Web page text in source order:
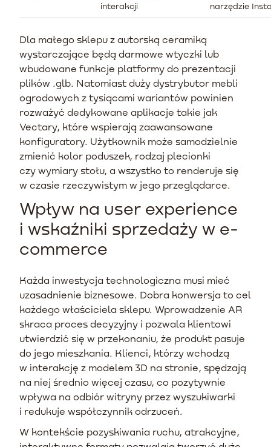
interakcji
narzędzie
Dla małego sklepu z autorską ceramiką
wystarczające będą darmowe wtyczki lub
wbudowane funkcje platformy do prezentacji
plików .glb. Natomiast duży dystrybutor mebli
ogrodowych z tysiącami wariantów powinien
rozważyć dedykowane aplikacje takie jak
Vectary, które wspierają zaawansowane
konfiguratory. Użytkownik może samodzielnie
zmienić kolor poduszek, rodzaj plecionki
czy wymiary stołu, a wszystko to renderuje się
w czasie rzeczywistym w jego przeglądarce.
Wpływ na user experience
i wskaźniki sprzedaży w e-
commerce
Każda inwestycja technologiczna musi mieć
uzasadnienie biznesowe. Dobra konwersja to cel
każdego właściciela sklepu. Wprowadzenie AR
skraca proces decyzyjny i pozwala klientowi
utwierdzić się w przekonaniu, że produkt pasuje
do jego mieszkania. Klienci, którzy wchodzą
w interakcję z modelem 3D na stronie, spędzają
na niej średnio więcej czasu, co pozytywnie
wpływa na odbiór witryny przez wyszukiwarki
i redukuje współczynnik odrzuceń.
W kontekście pozyskiwania ruchu, atrakcyjne,